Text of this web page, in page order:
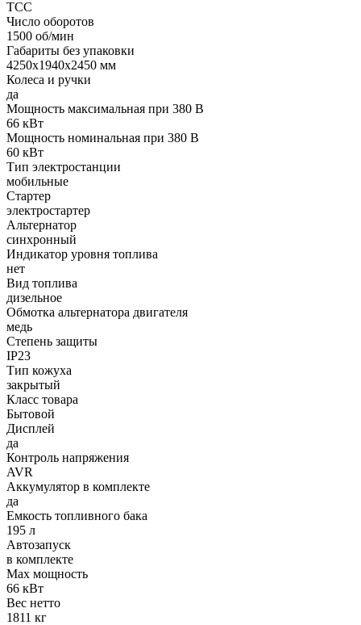
ТСС
Число оборотов
1500 об/мин
Габариты без упаковки
4250х1940х2450 мм
Колеса и ручки
да
Мощность максимальная при 380 В
66 кВт
Мощность номинальная при 380 В
60 кВт
Тип электростанции
мобильные
Стартер
электростартер
Альтернатор
синхронный
Индикатор уровня топлива
нет
Вид топлива
дизельное
Обмотка альтернатора двигателя
медь
Степень защиты
IP23
Тип кожуха
закрытый
Класс товара
Бытовой
Дисплей
да
Контроль напряжения
AVR
Аккумулятор в комплекте
да
Емкость топливного бака
195 л
Автозапуск
в комплекте
Max мощность
66 кВт
Вес нетто
1811 кг